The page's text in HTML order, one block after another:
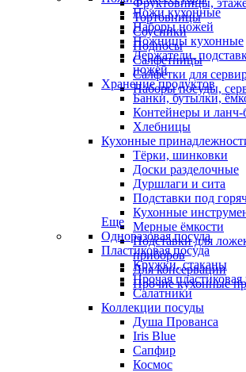
Фруктовницы,
Тортовницы
Соусники
Подносы
Салфетницы
Салфетки для
Наборы посуды,
Ножи кухонные
Наборы ножей
Ножницы кухонные
Держатели,
ножей
Хранение продуктов
Банки, бутылки,
Контейнеры и ланч-
Хлебницы
Кухонные
Тёрки, шинковки
Доски разделочные
Дуршлаги и сита
Подставки под
Кухонные
Мерные ёмкости
Подставки для
приборов
Для консервации
Прочие кухонные
Еще
Одноразовая посуда
Пластиковая посуда
Кружки, стаканы
Прочая пластиковая
Салатники
Коллекции посуды
Душа Прованса
Iris Blue
Сапфир
Космос